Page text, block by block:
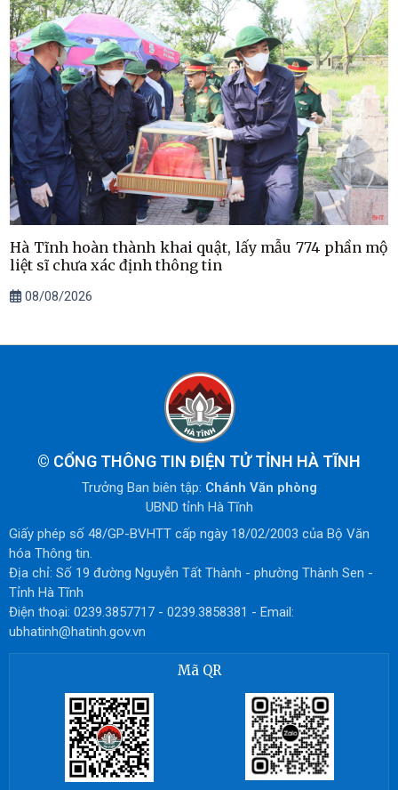
Hà Tĩnh hoàn thành khai quật, lấy mẫu 774 phần mộ
liệt sĩ chưa xác định thông tin
08/08/2026
© CỔNG THÔNG TIN ĐIỆN TỬ TỈNH HÀ TĨNH
Trưởng Ban biên tập: Chánh Văn phòng
UBND tỉnh Hà Tĩnh
Giấy phép số 48/GP-BVHTT cấp ngày 18/02/2003 của Bộ Văn
hóa Thông tin.
Địa chỉ: Số 19 đường Nguyễn Tất Thành - phường Thành Sen -
Tỉnh Hà Tĩnh
Điện thoại: 0239.3857717 - 0239.3858381 - Email:
ubhatinh@hatinh.gov.vn
Mã QR